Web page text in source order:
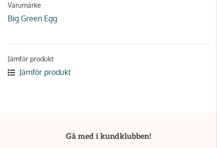
Varumärke
Big Green Egg
Jämför produkt
Jämför produkt
Gå med i kundklubben!